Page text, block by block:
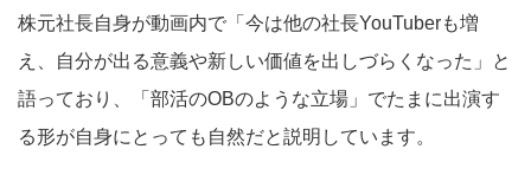
株元社長自身が動画内で「今は他の社長YouTuberも増
え、自分が出る意義や新しい価値を出しづらくなった」と
語っており、「部活のOBのような立場」でたまに出演す
る形が自身にとっても自然だと説明しています。